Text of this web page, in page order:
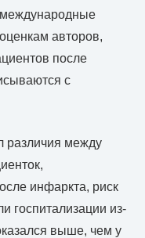
международные
авторов,
после
с
различия между
инфаркта, риск
госпитализации из-
выше, чем у